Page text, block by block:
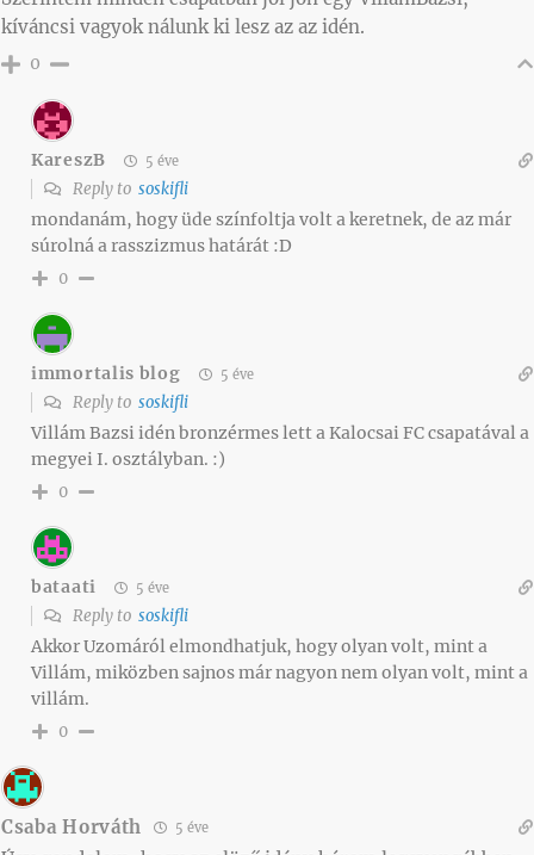
kíváncsi vagyok nálunk ki lesz az az idén.
0
KareszB 5 éve
Reply to soskifli
mondanám, hogy üde színfoltja volt a keretnek, de az már
súrolná a rasszizmus határát :D
0
immortalis blog 5 éve
Reply to soskifli
Villám Bazsi idén bronzérmes lett a Kalocsai FC csapatával a
megyei I. osztályban. :)
0
bataati 5 éve
Reply to soskifli
Akkor Uzomáról elmondhatjuk, hogy olyan volt, mint a
Villám, miközben sajnos már nagyon nem olyan volt, mint a
villám.
0
Csaba Horváth 5 éve